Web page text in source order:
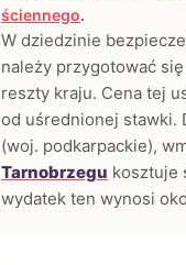
ściennego.
W dziedzinie
należy przygotować
reszty kraju. Cena tej
od uśrednionej stawki.
(woj. podkarpackie),
Tarnobrzegu kosztuje
wydatek ten wynosi